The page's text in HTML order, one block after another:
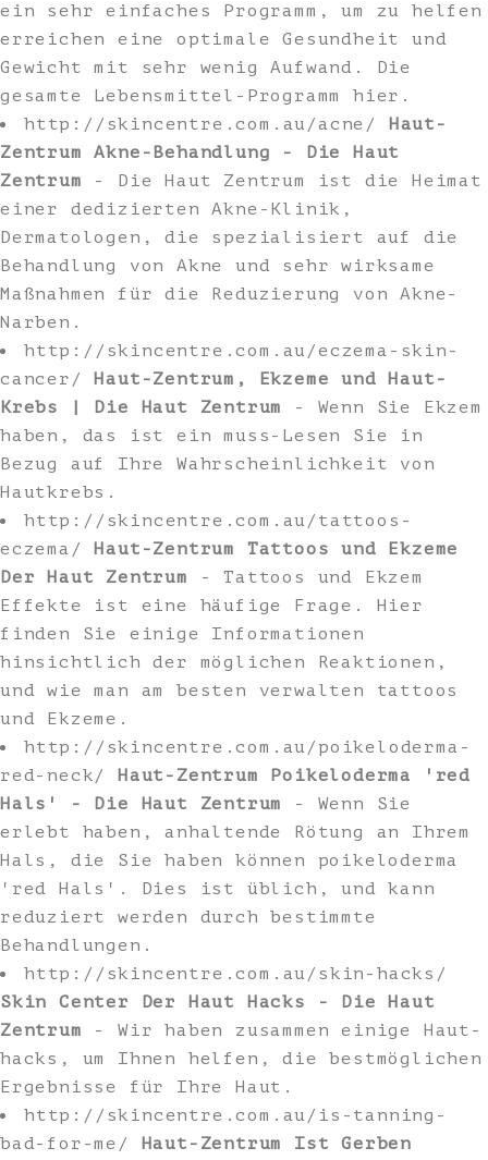
ein sehr einfaches Programm, um zu helfen
erreichen eine optimale Gesundheit und
Gewicht mit sehr wenig Aufwand. Die
gesamte Lebensmittel-Programm hier.
http://skincentre.com.au/acne/ Haut-
Zentrum Akne-Behandlung - Die Haut
Zentrum - Die Haut Zentrum ist die Heimat
einer dedizierten Akne-Klinik,
Dermatologen, die spezialisiert auf die
Behandlung von Akne und sehr wirksame
Maßnahmen für die Reduzierung von Akne-
Narben.
http://skincentre.com.au/eczema-skin-
cancer/ Haut-Zentrum, Ekzeme und Haut-
Krebs | Die Haut Zentrum
- Wenn Sie Ekzem
haben, das ist ein muss-Lesen Sie in
Bezug auf Ihre Wahrscheinlichkeit von
Hautkrebs.
http://skincentre.com.au/tattoos-
eczema/ Haut-Zentrum Tattoos und Ekzeme
Der Haut Zentrum
- Tattoos und Ekzem
Effekte ist eine häufige Frage. Hier
finden Sie einige Informationen
hinsichtlich der möglichen Reaktionen,
und wie man am besten verwalten tattoos
und Ekzeme.
http://skincentre.com.au/poikeloderma-
red-neck/ Haut-Zentrum Poikeloderma 'red
Hals' - Die Haut Zentrum
- Wenn Sie
erlebt haben, anhaltende Rötung an Ihrem
Hals, die Sie haben können poikeloderma
'red Hals'. Dies ist üblich, und kann
reduziert werden durch bestimmte
Behandlungen.
http://skincentre.com.au/skin-hacks/
Skin Center Der Haut Hacks - Die Haut
Zentrum - Wir haben zusammen einige Haut-
hacks, um Ihnen helfen, die bestmöglichen
Ergebnisse für Ihre Haut.
http://skincentre.com.au/is-tanning-
bad-for-me/ Haut-Zentrum Ist Gerben